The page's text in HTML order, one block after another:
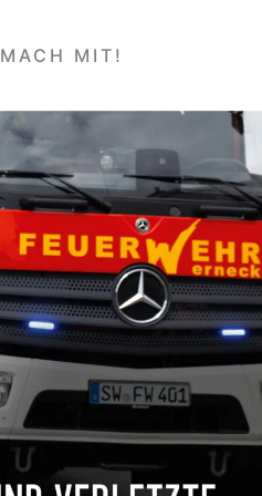
MACH MIT!